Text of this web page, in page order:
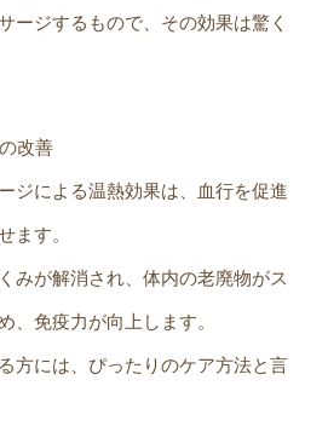
ージするもので、その効果は驚く
改善
ジによる温熱効果は、血行を促進
ます。
みが解消され、体内の老廃物がス
、免疫力が向上します。
方には、ぴったりのケア方法と言